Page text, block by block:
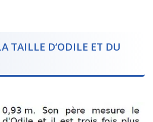
TAILLE D’ODILE ET DU